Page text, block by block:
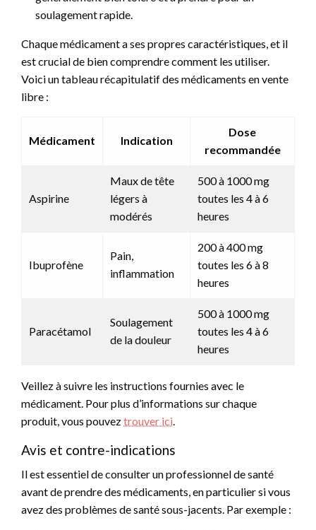
soulagement rapide.
Chaque médicament a ses propres caractéristiques, et il
est crucial de bien comprendre comment les utiliser.
Voici un tableau récapitulatif des médicaments en vente
libre :
Médicament Indication
Dose
recommandée
Aspirine
Maux de tête
légers à
modérés
500 à 1000 mg
toutes les 4 à 6
heures
Ibuprofène
Pain,
inflammation
200 à 400 mg
toutes les 6 à 8
heures
Paracétamol
Soulagement
de la douleur
500 à 1000 mg
toutes les 4 à 6
heures
Veillez à suivre les instructions fournies avec le
médicament. Pour plus d’informations sur chaque
produit, vous pouveztrouver ici
Avis et contre-indications
Il est essentiel de consulter un professionnel de santé
avant de prendre des médicaments, en particulier si vous
avez des problèmes de santé sous-jacents. Par exemple :